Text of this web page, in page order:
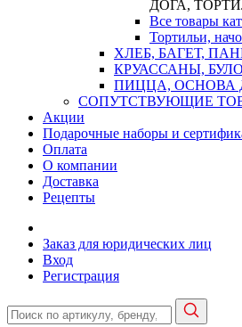
ДОГА,
Все товары
Тортильи,
ХЛЕБ, БАГЕТ,
КРУАССАНЫ,
ПИЦЦА, ОСНОВА
СОПУТСТВУЮЩИЕ
Акции
Подарочные наборы и
Оплата
О компании
Доставка
Рецепты
Заказ для юридических лиц
Вход
Регистрация